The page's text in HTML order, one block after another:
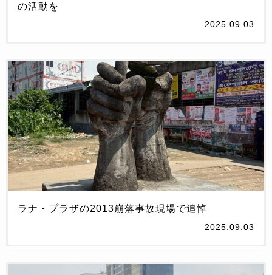
の活動を
2025.09.03
ラナ・プラザの2013崩落事故現場で追悼
2025.09.03